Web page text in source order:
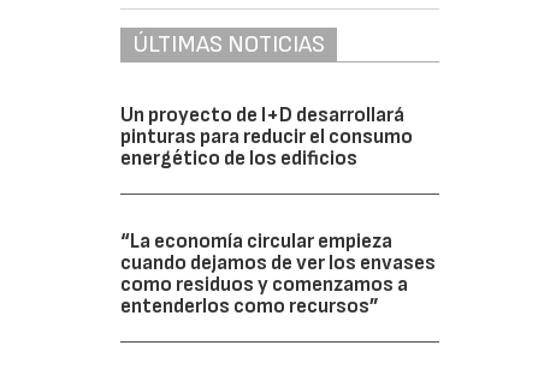
ÚLTIMAS NOTICIAS
Un proyecto de I+D desarrollará
pinturas para reducir el consumo
energético de los edificios
“La economía circular empieza
cuando dejamos de ver los envases
como residuos y comenzamos a
entenderlos como recursos”